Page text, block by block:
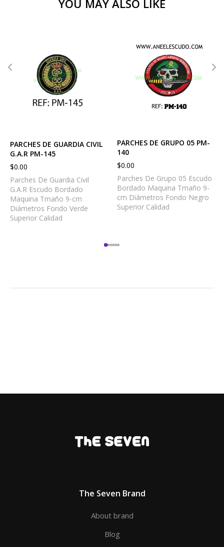
YOU MAY ALSO LIKE
PARCHES DE GUARDIA CIVIL
G.A.R PM-145
$0.00
Parches De Guardia Civil
G.A.R Escudo Bordado
Maquina Tmaño 9-cm
Diámetros Fondo Verde
Superior Calidad
PARCHES DE GRUPO 05 PM-
140
$0.00
Parches De Grupo 05 Escudo
Bordado Maquina Tmaño 9-
cm Diámetros Fondo Negro
Superior Calidad
The Seven Brand
About brand
Blog